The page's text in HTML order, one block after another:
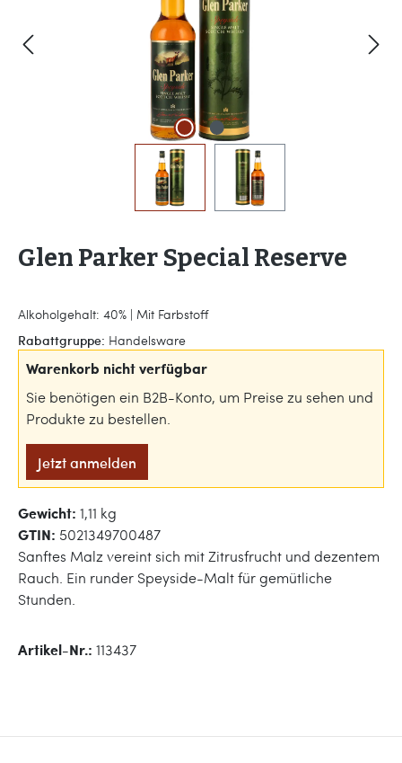
Glen Parker Special Reserve
Alkoholgehalt: 40% | Mit Farbstoff
Rabattgruppe: Handelsware
Warenkorb nicht verfügbar
Sie benötigen ein B2B-Konto, um Preise zu sehen und
Produkte zu bestellen.
Jetzt anmelden
Gewicht: 1,11 kg
GTIN: 5021349700487
Sanftes Malz vereint sich mit Zitrusfrucht und dezentem
Rauch. Ein runder Speyside-Malt für gemütliche
Stunden.
Artikel-Nr.: 113437